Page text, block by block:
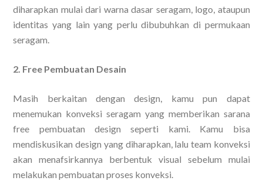
diharapkan mulai dari warna dasar seragam, logo, ataupun
identitas yang lain yang perlu dibubuhkan di permukaan
seragam.
2. Free Pembuatan Desain
Masih berkaitan dengan design, kamu pun dapat
menemukan konveksi seragam yang memberikan sarana
free pembuatan design seperti kami. Kamu bisa
mendiskusikan design yang diharapkan, lalu team konveksi
akan menafsirkannya berbentuk visual sebelum mulai
melakukan pembuatan proses konveksi.